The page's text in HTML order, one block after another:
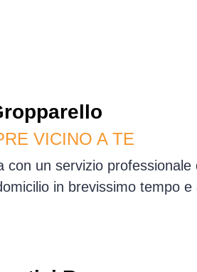
VICINO A TE
un servizio
in brevissimo tempo e